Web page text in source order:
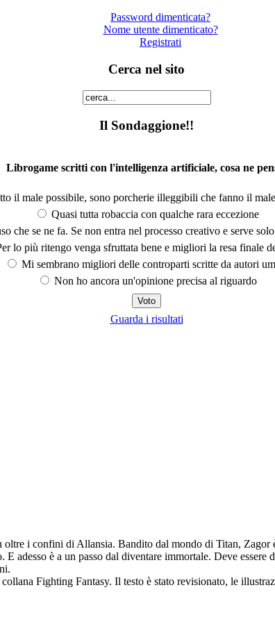
Password dimenticata?
Nome utente dimenticato?
Registrati
Cerca nel sito
Il Sondaggione!!
Librogame scritti con l'intelligenza artificiale, cosa ne
il male possibile, sono porcherie illeggibili che fanno il
Quasi tutta robaccia con qualche rara eccezione
che se ne fa. Se non entra nel processo creativo e serve
lo più ritengo venga sfruttata bene e migliori la resa finale
Mi sembrano migliori delle controparti scritte da autori
Non ho ancora un'opinione precisa al riguardo
Guarda i risultati
oltre i confini di Allansia. Bandito dal mondo di Titan,
adesso è a un passo dal diventare immortale. Deve
Fighting Fantasy. Il testo è stato revisionato, le